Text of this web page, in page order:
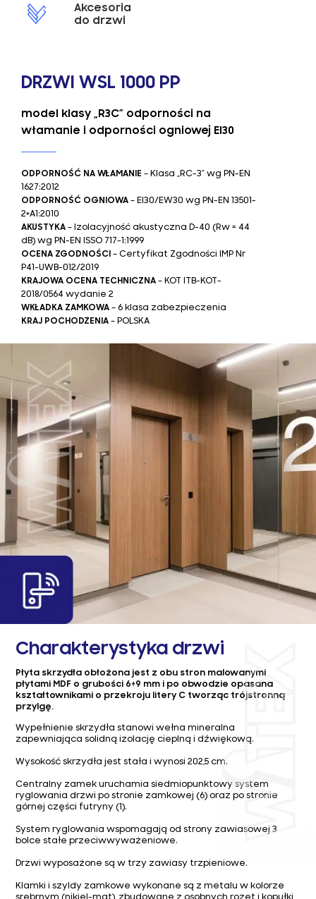
Akcesoria
do drzwi
DRZWI WSL 1000 PP
model klasy „R3C” odporności na
włamanie i odporności ogniowej EI30
ODPORNOŚĆ NA WŁAMANIE – Klasa „RC-3” wg PN-EN
1627:2012
ODPORNOŚĆ OGNIOWA – EI30/EW30 wg PN-EN 13501-
2+A1:2010
AKUSTYKA – Izolacyjność akustyczna D-40 (Rw = 44
dB) wg PN-EN ISSO 717-1:1999
OCENA ZGODNOŚCI – Certyfikat Zgodności IMP Nr
P41-UWB-012/2019
KRAJOWA OCENA TECHNICZNA – KOT ITB-KOT-
2018/0564 wydanie 2
WKŁADKA ZAMKOWA – 6 klasa zabezpieczenia
KRAJ POCHODZENIA – POLSKA
Charakterystyka drzwi
Płyta skrzydła obłożona jest z obu stron malowanymi
płytami MDF o grubości 6÷9 mm i po obwodzie opasana
kształtownikami o przekroju litery C tworząc trójstronną
przylgę.
Wypełnienie skrzydła stanowi wełna mineralna
zapewniająca solidną izolację cieplną i dźwiękową.
Wysokość skrzydła jest stała i wynosi 202,5 cm.
Centralny zamek uruchamia siedmiopunktowy system
ryglowania drzwi po stronie zamkowej (6) oraz po stronie
górnej części futryny (1).
System ryglowania wspomagają od strony zawiasowej 3
bolce stałe przeciwwyważeniowe.
Drzwi wyposażone są w trzy zawiasy trzpieniowe.
Klamki i szyldy zamkowe wykonane są z metalu w kolorze